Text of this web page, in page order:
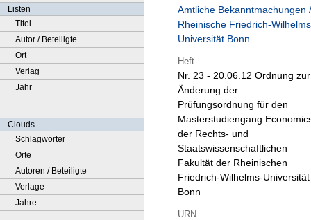
Listen
Titel
Autor / Beteiligte
Ort
Verlag
Jahr
Clouds
Schlagwörter
Orte
Autoren / Beteiligte
Verlage
Jahre
Amtliche Bekanntmachungen /
Rheinische Friedrich-
Universität Bonn
Heft
Nr. 23 - 20.06.12 Ordnung zur
Änderung der
Prüfungsordnung für den
Masterstudiengang
der Rechts- und
Staatswissenschaftlichen
Fakultät der Rheinischen
Friedrich-Wilhelms-Universität
Bonn
URN